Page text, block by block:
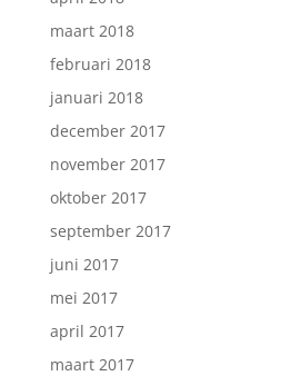
maart 2018
februari 2018
januari 2018
december 2017
november 2017
oktober 2017
september 2017
juni 2017
mei 2017
april 2017
maart 2017